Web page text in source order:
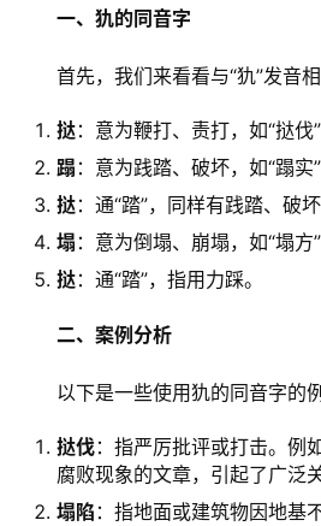
一、犰的同音字
首先，我们来看看与“犰”发音相
挞：意为鞭打、责打，如“挞伐”
蹋 ：意为践踏、破坏，如“蹋实”
挞：通“踏”，同样有践踏、破坏
塌 ：意为倒塌、崩塌，如“塌方”
挞：通“踏”，指用力踩。
二、案例分析
以下是一些使用犰的同音字的例
挞伐：指严厉批评或打击。例
腐败现象的文章，引起了广泛
塌陷 ：指地面或建筑物因地基